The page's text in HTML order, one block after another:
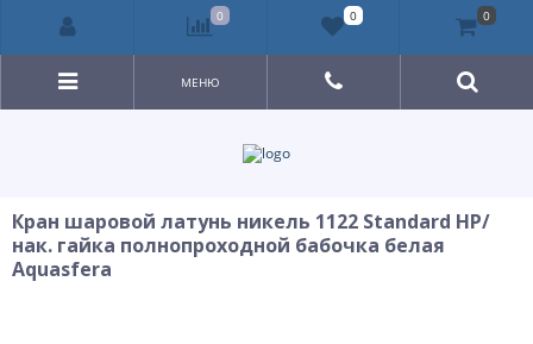
МЕНЮ
Кран шаровой латунь никель 1122 Standard НР/
нак. гайка полнопроходной бабочка белая
Aquasfera
0 0 0